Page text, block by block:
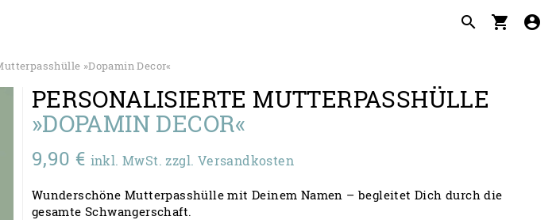
search shopping_cart account_circle
»Dopamin Decor«
PERSONALISIERTE MUTTERPASSHÜLLE
»DOPAMIN DECOR«
9,90 € inkl. MwSt. zzgl. Versandkosten
Wunderschöne Mutterpasshülle mit Deinem Namen – begleitet Dich durch die
gesamte Schwangerschaft.